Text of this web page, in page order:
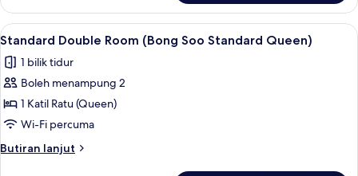
Triple
Room
(Tiga)
Lihat
semua
foto
untuk
Standard
Double
Room
(Bong
Standard Double Room (Bong Soo
1
Standard Double Room (Bong Soo Standard Queen)
1 bilik tidur
Boleh menampung 2
1 Katil Ratu (Queen)
Wi-Fi percuma
Butiran lanjut
Butiran